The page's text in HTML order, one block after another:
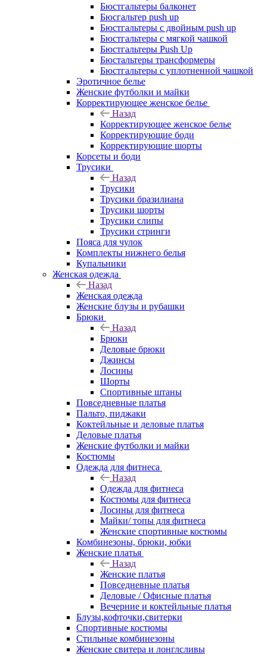
Бюстгальтеры балконет
Бюсгальтер push up
Бюстгальтеры с двойным push up
Бюстгальтеры с мягкой чашкой
Бюстгальтеры Push Up
Бюстальтеры трансформеры
Бюстгальтеры с уплотненной чашкой
Эротичное белье
Женские футболки и майки
Корректирующее женское белье
Назад
Корректирующее женское белье
Корректирующие боди
Корректирующие шорты
Корсеты и боди
Трусики
Назад
Трусики
Трусики бразилиана
Трусики шорты
Трусики слипы
Трусики стринги
Пояса для чулок
Комплекты нижнего белья
Купальники
Женская одежда
Назад
Женская одежда
Женские блузы и рубашки
Брюки
Назад
Брюки
Деловые брюки
Джинсы
Лосины
Шорты
Спортивные штаны
Повседневные платья
Пальто, пиджаки
Коктейльные и деловые платья
Деловые платья
Женские футболки и майки
Костюмы
Одежда для фитнеса
Назад
Одежда для фитнеса
Костюмы для фитнеса
Лосины для фитнеса
Майки/ топы для фитнеса
Женские спортивные костюмы
Комбинезоны, брюки, юбки
Женские платья
Назад
Женские платья
Повседневные платья
Деловые / Офисные платья
Вечерние и коктейльные платья
Блузы,кофточки,свитерки
Спортивные костюмы
Стильные комбинезоны
Женские свитера и лонглсливы